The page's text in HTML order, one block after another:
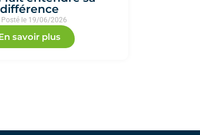
différence
Posté le 19/06/2026
savoir plus